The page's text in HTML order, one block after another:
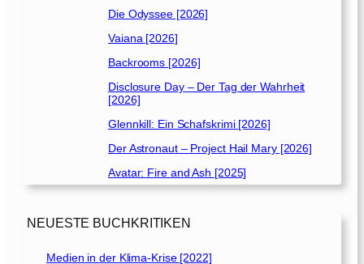
Die Odyssee [2026]
Vaiana [2026]
Backrooms [2026]
Disclosure Day – Der Tag der Wahrheit
[2026]
Glennkill: Ein Schafskrimi [2026]
Der Astronaut – Project Hail Mary [2026]
Avatar: Fire and Ash [2025]
NEUESTE BUCHKRITIKEN
Medien in der Klima-Krise [2022]